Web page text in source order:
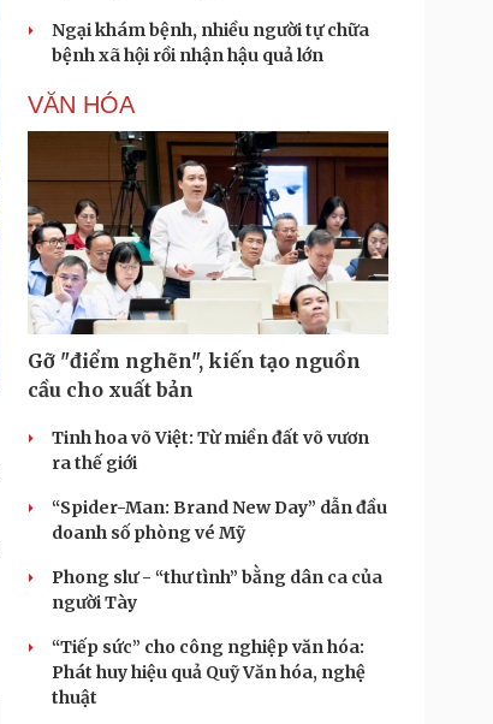
Ngại khám bệnh, nhiều người tự chữa
bệnh xã hội rồi nhận hậu quả lớn
VĂN HÓA
Gỡ "điểm nghẽn", kiến tạo nguồn
cầu cho xuất bản
Tinh hoa võ Việt: Từ miền đất võ vươn
ra thế giới
“Spider-Man: Brand New Day” dẫn đầu
doanh số phòng vé Mỹ
Phong slư - “thư tình” bằng dân ca của
người Tày
“Tiếp sức” cho công nghiệp văn hóa:
Phát huy hiệu quả Quỹ Văn hóa, nghệ
thuật